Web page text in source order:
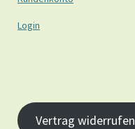
Login
Vertrag widerrufen